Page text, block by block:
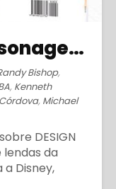
O Designer de Personagens (2019)
Bishop,
, Kenneth
, Michael
DESIGN
lendas da
Disney,